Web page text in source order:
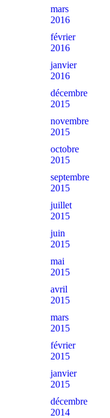
mars
2016
février
2016
janvier
2016
décembre
2015
novembre
2015
octobre
2015
septembre
2015
juillet
2015
juin
2015
mai
2015
avril
2015
mars
2015
février
2015
janvier
2015
décembre
2014